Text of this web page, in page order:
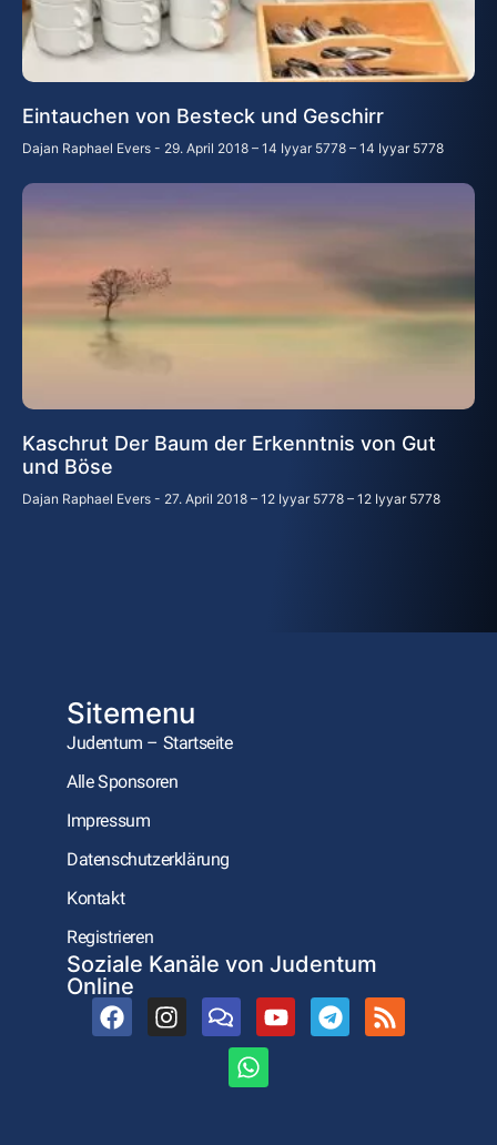
Eintauchen von Besteck und Geschirr
Dajan Raphael Evers 29. April 2018 – 14 Iyyar 5778 – 14 Iyyar 5778
Kaschrut Der Baum der Erkenntnis von Gut
und Böse
Dajan Raphael Evers 27. April 2018 – 12 Iyyar 5778 – 12 Iyyar 5778
Sitemenu
Judentum – Startseite
Alle Sponsoren
Impressum
Datenschutzerklärung
Kontakt
Registrieren
Soziale Kanäle von Judentum
Online